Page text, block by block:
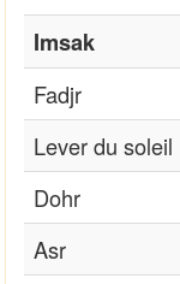
Imsak
Fadjr
Lever du soleil
Dohr
Asr